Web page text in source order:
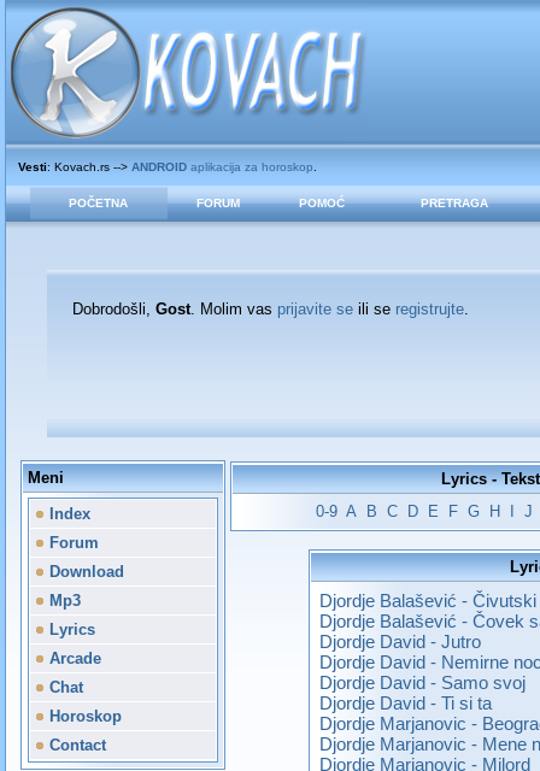
Vesti: Kovach.rs --> ANDROIDaplikacija za horoskop
POČETNA FORUM POMOĆ PRETRAGA
Dobrodošli, Gost. Molim vas prijavite seili se registrujte.
Meni
Index
Forum
Download
Mp3
Lyrics
Arcade
Chat
Horoskop
Contact
Lyrics -
0-9 A B C D E F G H J
Djordje Balašević -
Djordje Balašević - Čovek
Djordje David - Jutro
Djordje David - Nemirne
Djordje David - Samo svoj
Djordje David - Ti si ta
Djordje Marjanovic -
Djordje Marjanovic - Mene
Djordje Marjanovic - Milord